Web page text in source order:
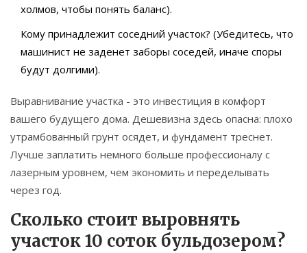
холмов, чтобы понять баланс).
Кому принадлежит соседний участок? (Убедитесь, что
машинист не заденет заборы соседей, иначе споры
будут долгими).
Выравнивание участка - это инвестиция в комфорт
вашего будущего дома. Дешевизна здесь опасна: плохо
утрамбованный грунт осядет, и фундамент треснет.
Лучше заплатить немного больше профессионалу с
лазерным уровнем, чем экономить и переделывать
через год.
Сколько стоит выровнять
участок 10 соток бульдозером?